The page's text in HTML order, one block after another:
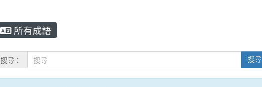
所有成語
搜尋： 搜尋